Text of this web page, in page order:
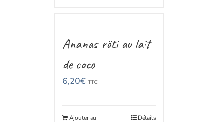
Ananas rôti au lait
de coco
6,20€ TTC
Ajouter au
Détails